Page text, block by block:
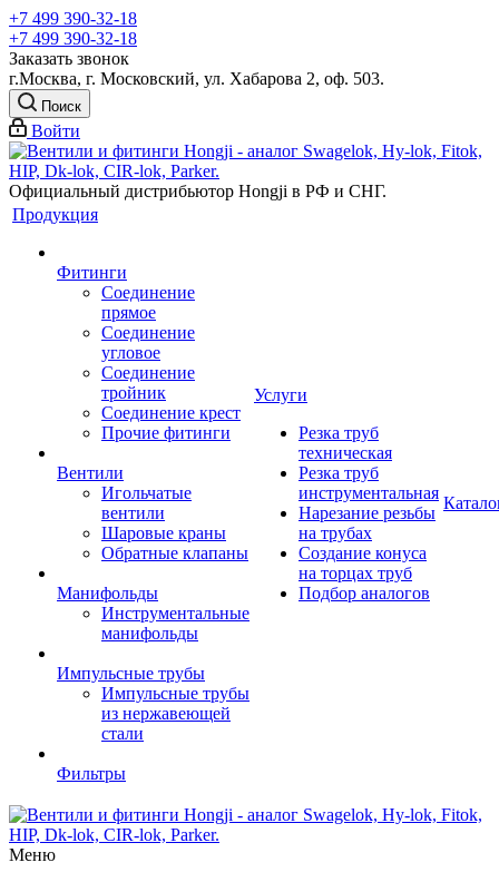
+7 499 390-32-18
+7 499 390-32-18
Заказать звонок
г.Москва, г. Московский, ул. Хабарова 2, оф. 503.
Поиск
Войти
Официальный дистрибьютор Hongji в РФ и СНГ.
Продукция
Фитинги
Соединение
прямое
Соединение
угловое
Соединение
тройник
Соединение крест
Прочие фитинги
Вентили
Игольчатые
вентили
Шаровые краны
Обратные клапаны
Манифольды
Инструментальные
манифольды
Импульсные трубы
Импульсные трубы
из нержавеющей
стали
Фильтры
Услуги
Резка труб
техническая
Резка труб
инструментальная
Нарезание резьбы
на трубах
Создание конуса
на торцах труб
Подбор аналогов
Меню